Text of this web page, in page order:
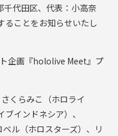
代田区、代表：小高奈
ることをお知らせいたし
企画『hololive Meet』プ
くらみこ（ホロライ
インドネシア）、
ル（ホロスターズ）、リ